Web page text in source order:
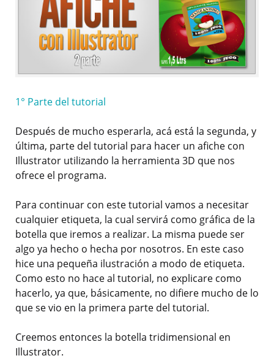
1° Parte del tutorial
Después de mucho esperarla, acá está la segunda, y
última, parte del tutorial para hacer un afiche con
Illustrator utilizando la herramienta 3D que nos
ofrece el programa.
Para continuar con este tutorial vamos a necesitar
cualquier etiqueta, la cual servirá como gráfica de la
botella que iremos a realizar. La misma puede ser
algo ya hecho o hecha por nosotros. En este caso
hice una pequeña ilustración a modo de etiqueta.
Como esto no hace al tutorial, no explicare como
hacerlo, ya que, básicamente, no difiere mucho de lo
que se vio en la primera parte del tutorial.
Creemos entonces la botella tridimensional en
Illustrator.